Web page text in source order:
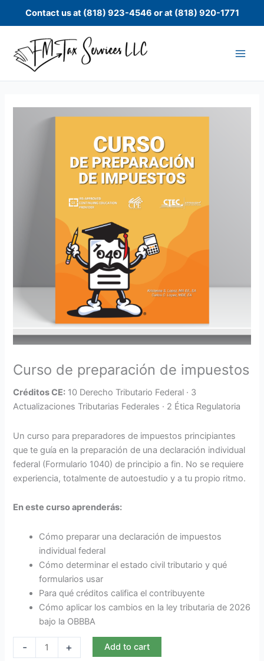
Contact us at (818) 923-4546 or at (818) 920-1771
Curso de preparación de impuestos
Créditos CE: 10 Derecho Tributario Federal · 3
Actualizaciones Tributarias Federales · 2 Ética Regulatoria
Un curso para preparadores de impuestos principiantes
que te guía en la preparación de una declaración individual
federal (Formulario 1040) de principio a fin. No se requiere
experiencia, totalmente de autoestudio y a tu propio ritmo.
En este curso aprenderás:
Cómo preparar una declaración de impuestos
individual federal
Cómo determinar el estado civil tributario y qué
formularios usar
Para qué créditos califica el contribuyente
Cómo aplicar los cambios en la ley tributaria de 2026
bajo la OBBBA
- + Add to cart